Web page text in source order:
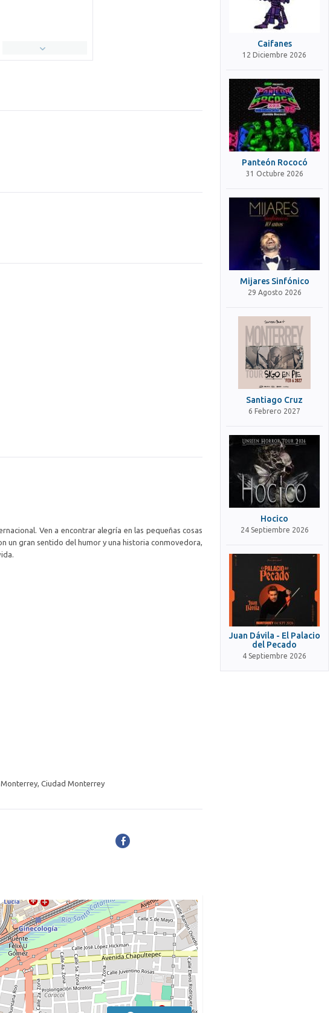
Ven a encontrar alegría en las pequeñas cosas
un gran sentido del humor y una historia conmovedora,
Monterrey, Ciudad Monterrey
Caifanes
12 Diciembre 2026
Panteón Rococó
31 Octubre 2026
Mijares Sinfónico
29 Agosto 2026
Santiago Cruz
6 Febrero 2027
Hocico
24 Septiembre 2026
Juan Dávila - El Palacio
del Pecado
4 Septiembre 2026